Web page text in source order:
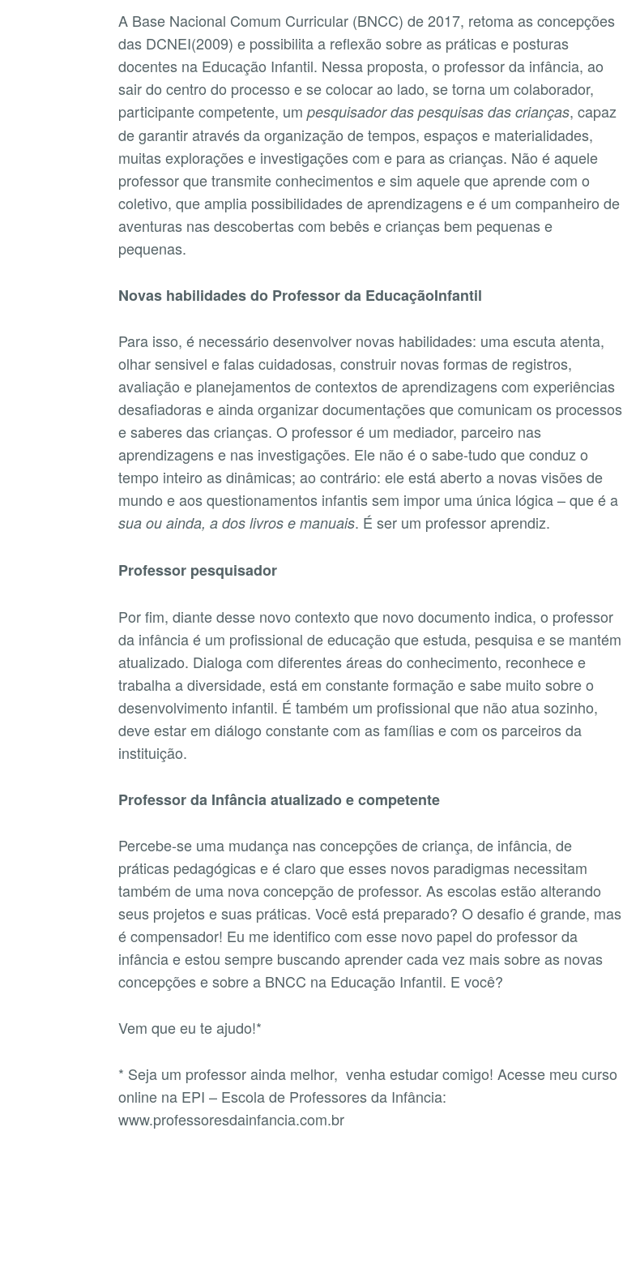
A Base Nacional Comum Curricular (BNCC) de 2017, retoma as concepções
das DCNEI(2009) e possibilita a reflexão sobre as práticas e posturas
docentes na Educação Infantil. Nessa proposta, o professor da infância, ao
sair do centro do processo e se colocar ao lado, se torna um colaborador,
participante competente, umpesquisador das pesquisas das crianças, capaz
de garantir através da organização de tempos, espaços e materialidades,
muitas explorações e investigações com e para as crianças. Não é aquele
professor que transmite conhecimentos e sim aquele que aprende com o
coletivo, que amplia possibilidades de aprendizagens e é um companheiro de
aventuras nas descobertas com bebês e crianças bem pequenas e
pequenas.
Novas habilidades do Professor da EducaçãoInfantil
Para isso, é necessário desenvolver novas habilidades: uma escuta atenta,
olhar sensivel e falas cuidadosas, construir novas formas de registros,
avaliação e planejamentos de contextos de aprendizagens com experiências
desafiadoras e ainda organizar documentações que comunicam os processos
e saberes das crianças. O professor é um mediador, parceiro nas
aprendizagens e nas investigações. Ele não é o sabe-tudo que conduz o
tempo inteiro as dinâmicas; ao contrário: ele está aberto a novas visões de
mundo e aos questionamentos infantis sem impor uma única lógica – que é a
sua ou ainda, a dos livros e manuais. É ser um professor aprendiz.
Professor pesquisador
Por fim, diante desse novo contexto que novo documento indica, o professor
da infância é um profissional de educação que estuda, pesquisa e se mantém
atualizado. Dialoga com diferentes áreas do conhecimento, reconhece e
trabalha a diversidade, está em constante formação e sabe muito sobre o
desenvolvimento infantil. É também um profissional que não atua sozinho,
deve estar em diálogo constante com as famílias e com os parceiros da
instituição.
Professor da Infância atualizado e competente
Percebe-se uma mudança nas concepções de criança, de infância, de
práticas pedagógicas e é claro que esses novos paradigmas necessitam
também de uma nova concepção de professor. As escolas estão alterando
seus projetos e suas práticas. Você está preparado? O desafio é grande, mas
é compensador! Eu me identifico com esse novo papel do professor da
infância e estou sempre buscando aprender cada vez mais sobre as novas
concepções e sobre a BNCC na Educação Infantil. E você?
Vem que eu te ajudo!*
* Seja um professor ainda melhor, venha estudar comigo! Acesse meu curso
online na EPI – Escola de Professores da Infância:
www.professoresdainfancia.com.br